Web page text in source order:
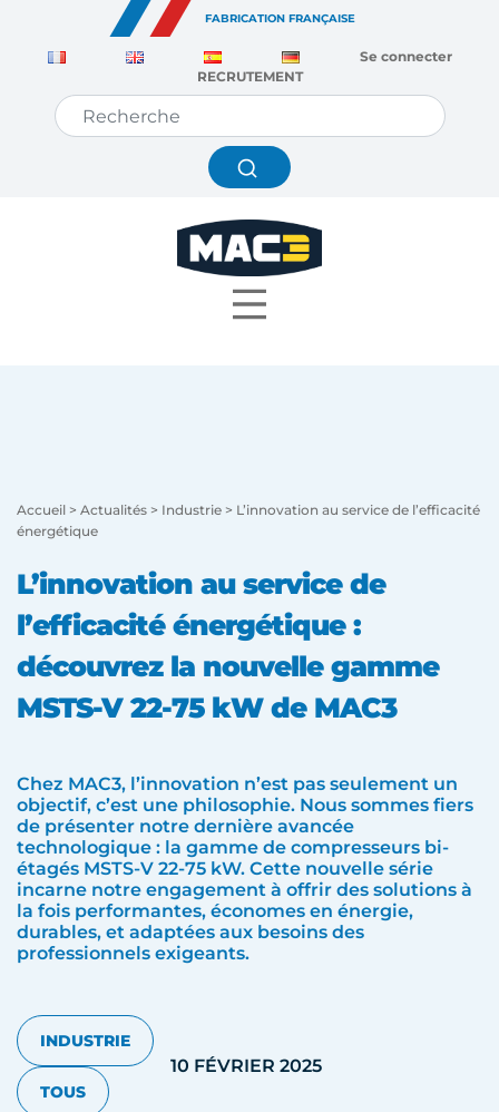
FABRICATION FRANÇAISE
Se connecter
RECRUTEMENT
Accueil > Actualités > Industrie > L’innovation au service de l’efficacité
énergétique
L’innovation au service de
l’efficacité énergétique :
découvrez la nouvelle gamme
MSTS-V 22-75 kW de MAC3
Chez MAC3, l’innovation n’est pas seulement un
objectif, c’est une philosophie. Nous sommes fiers
de présenter notre dernière avancée
technologique : la gamme de compresseurs bi-
étagés MSTS-V 22-75 kW. Cette nouvelle série
incarne notre engagement à offrir des solutions à
la fois performantes, économes en énergie,
durables, et adaptées aux besoins des
professionnels exigeants.
INDUSTRIE
TOUS
10 FÉVRIER 2025
Panneau de gestion des cookies